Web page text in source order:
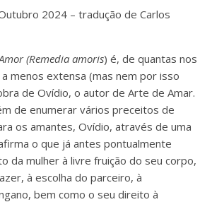
2024 – tradução de Carlos
(Remedia amoris) é, de quantas nos
menos extensa (mas nem por isso
de Ovídio, o autor de Arte de Amar.
de enumerar vários preceitos de
os amantes, Ovídio, através de uma
o que já antes pontualmente
da mulher à livre fruição do seu corpo,
à escolha do parceiro, à
bem como o seu direito à